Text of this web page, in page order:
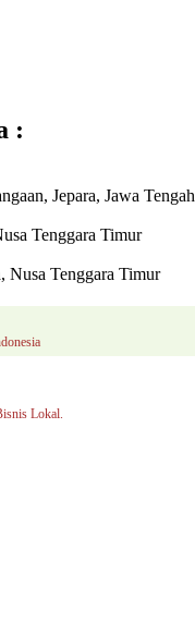
:
Jepara, Jawa Tengah
Tenggara Timur
Nusa Tenggara Timur
Lokal.